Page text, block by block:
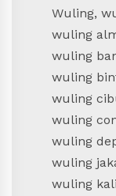
Wuling,
wuling
wuling
wuling
wuling
wuling
wuling
wuling
wuling